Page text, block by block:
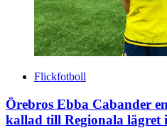
Flickfotboll
Örebros Ebba Cabander
kallad till Regionala lägret